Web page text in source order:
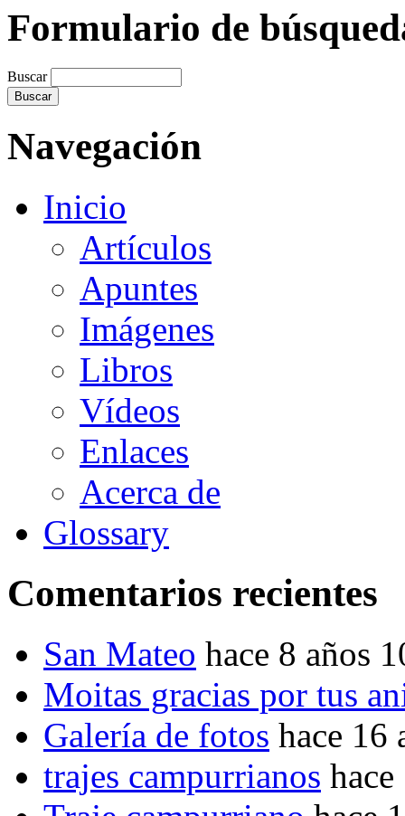
Formulario de
Buscar
Navegación
Inicio
Artículos
Apuntes
Imágenes
Libros
Vídeos
Enlaces
Acerca de
Glossary
Comentarios recientes
San Mateo hace 8 años
Moitas gracias por tus
Galería de fotos hace 16
trajes campurrianos